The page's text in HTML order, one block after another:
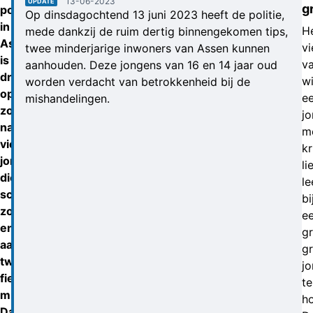
politie
in
Assen
is
dringend
op
zoek
naar
vier
jongens
die,
schijnbaar
zonder
enige
aanleiding,
twee
fietsers
mishandelden.
Op dinsdagochtend 13 juni 2023 heeft de politie,
mede dankzij de ruim dertig binnengekomen tips,
twee minderjarige inwoners van Assen kunnen
aanhouden. Deze jongens van 16 en 14 jaar oud
worden verdacht van betrokkenheid bij de
mishandelingen.
te